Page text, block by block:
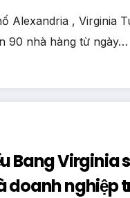
Alexandria , Virginia
90 nhà hàng từ ngày…
Bang Virginia
doanh nghiệp